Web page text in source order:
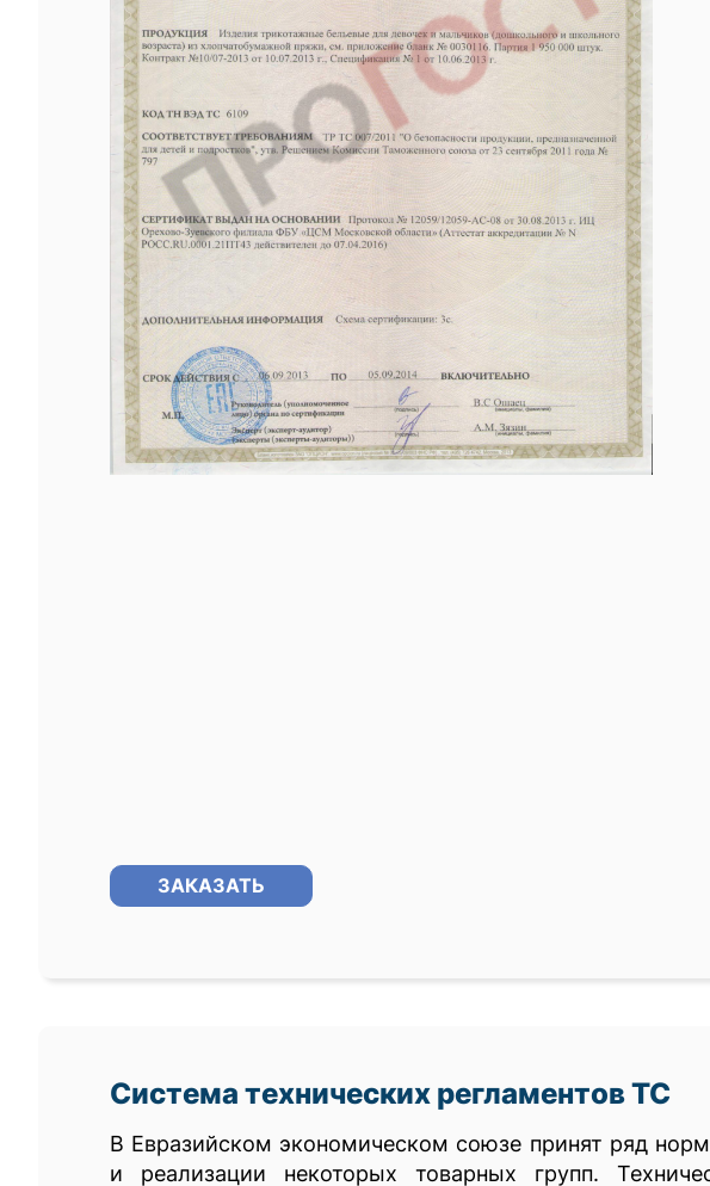
ЗАКАЗАТЬ
Система технических регламентов ТС
В Евразийском экономическом союзе принят ряд
и реализации некоторых товарных групп.